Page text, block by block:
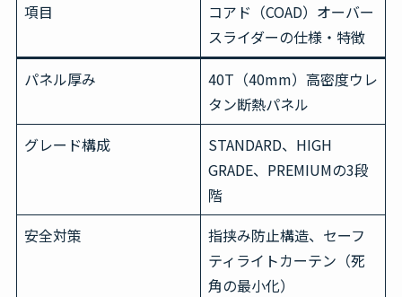
項目
コアド（COAD）オーバー
スライダーの仕様・特徴
パネル厚み
40T（40mm）高密度ウレ
タン断熱パネル
グレード構成
STANDARD、HIGH
GRADE、PREMIUMの3段
階
安全対策
指挟み防止構造、セーフ
ティライトカーテン（死
角の最小化）